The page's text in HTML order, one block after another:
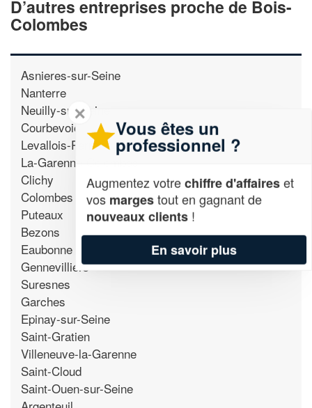
D’autres entreprises proche de Bois-
Colombes
Asnieres-sur-Seine
Nanterre
Neuilly-sur-Seine
Courbevoie
Levallois-Perret
La-Garenne-Colombes
Clichy
Colombes
Puteaux
Bezons
Eaubonne
Gennevilliers
Suresnes
Garches
Epinay-sur-Seine
Saint-Gratien
Villeneuve-la-Garenne
Saint-Cloud
Saint-Ouen-sur-Seine
✕
Vous êtes un
professionnel ?
Augmentez votrechiffre d'affaireset
vos margestout en gagnant de
nouveaux clients !
En savoir plus